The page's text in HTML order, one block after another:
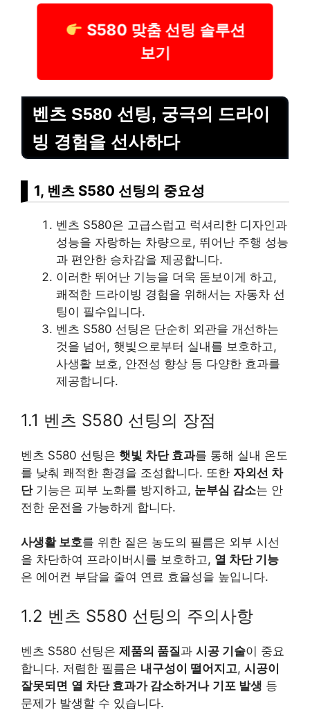
S580 맞춤 선팅 솔루션
보기
벤츠 S580 선팅, 궁극의 드라이
빙 경험을 선사하다
1, 벤츠 S580 선팅의 중요성
벤츠 S580은 고급스럽고 럭셔리한 디자인과
성능을 자랑하는 차량으로, 뛰어난 주행 성능
과 편안한 승차감을 제공합니다.
이러한 뛰어난 기능을 더욱 돋보이게 하고,
쾌적한 드라이빙 경험을 위해서는 자동차 선
팅이 필수입니다.
벤츠 S580 선팅은 단순히 외관을 개선하는
것을 넘어, 햇빛으로부터 실내를 보호하고,
사생활 보호, 안전성 향상 등 다양한 효과를
제공합니다.
1.1 벤츠 S580 선팅의 장점
벤츠 S580 선팅은 햇빛 차단 효과를 통해 실내 온도
를 낮춰 쾌적한 환경을 조성합니다. 또한 자외선 차
단기능은 피부 노화를 방지하고, 눈부심 감소는 안
전한 운전을 가능하게 합니다.
사생활 보호를 위한 짙은 농도의 필름은 외부 시선
을 차단하여 프라이버시를 보호하고, 열 차단 기능
은 에어컨 부담을 줄여 연료 효율성을 높입니다.
1.2 벤츠 S580 선팅의 주의사항
벤츠 S580 선팅은 제품의 품질과 시공 기술이 중요
합니다. 저렴한 필름은 내구성이 떨어지고, 시공이
잘못되면 열 차단 효과가 감소하거나 기포 발생 등
문제가 발생할 수 있습니다.